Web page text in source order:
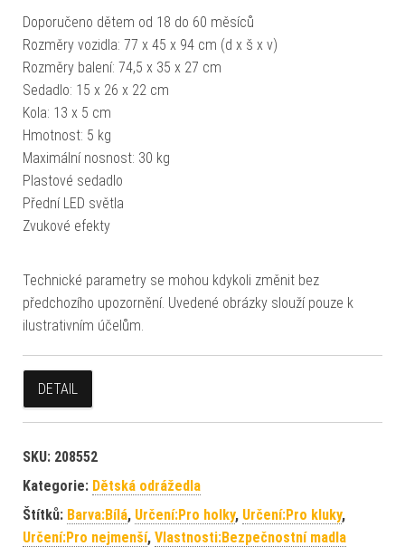
Doporučeno dětem od 18 do 60 měsíců
Rozměry vozidla: 77 x 45 x 94 cm (d x š x v)
Rozměry balení: 74,5 x 35 x 27 cm
Sedadlo: 15 x 26 x 22 cm
Kola: 13 x 5 cm
Hmotnost: 5 kg
Maximální nosnost: 30 kg
Plastové sedadlo
Přední LED světla
Zvukové efekty
Technické parametry se mohou kdykoli změnit bez
předchozího upozornění. Uvedené obrázky slouží pouze k
ilustrativním účelům.
DETAIL
SKU: 208552
Kategorie: Dětská odrážedla
Štítků: Barva:Bílá, Určení:Pro holky, Určení:Pro kluky,
Určení:Pro nejmenší, Vlastnosti:Bezpečnostní madla